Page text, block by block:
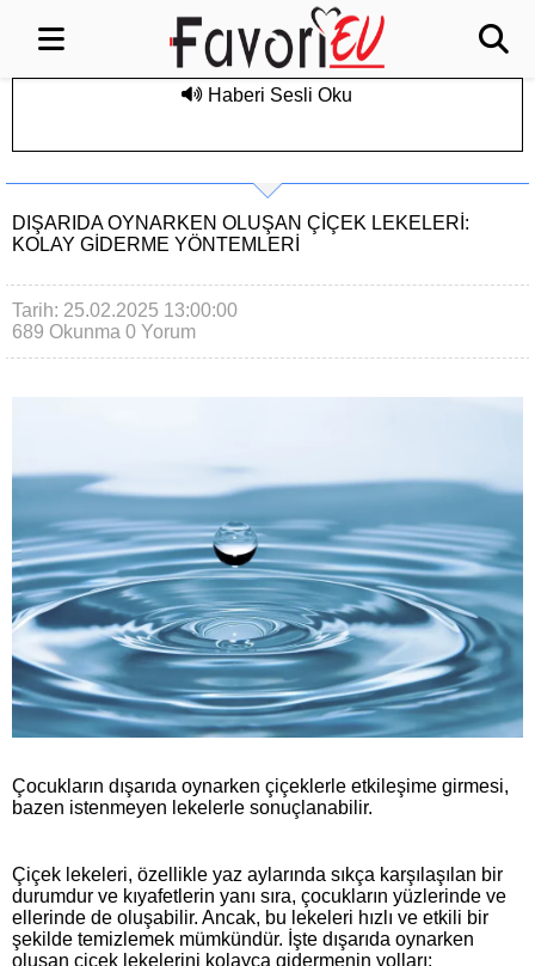
Haberi Sesli Oku
DIŞARIDA OYNARKEN OLUŞAN ÇIÇEK LEKELERI:
KOLAY GIDERME YÖNTEMLERI
Tarih: 25.02.2025 13:00:00
689 Okunma 0 Yorum
Çocukların dışarıda oynarken çiçeklerle etkileşime girmesi,
bazen istenmeyen lekelerle sonuçlanabilir.
Çiçek lekeleri, özellikle yaz aylarında sıkça karşılaşılan bir
durumdur ve kıyafetlerin yanı sıra, çocukların yüzlerinde ve
ellerinde de oluşabilir. Ancak, bu lekeleri hızlı ve etkili bir
şekilde temizlemek mümkündür. İşte dışarıda oynarken
oluşan çiçek lekelerini kolayca gidermenin yolları: